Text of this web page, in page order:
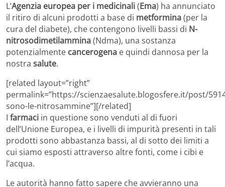
L’Agenzia europea per i medicinali(Ema) ha annunciato
il ritiro di alcuni prodotti a base di metformina(per la
cura del diabete), che contengono livelli bassi di N-
nitrosodimetilammina(Ndma), una sostanza
potenzialmente cancerogena e quindi dannosa per la
nostra salute.
[related layout=”right”
permalink=”https://scienzaesalute.blogosfere.it/post/
sono-le-nitrosammine”][/related]
I farmaci in questione sono venduti al di fuori
dell’Unione Europea, e i livelli di impurità presenti in tali
prodotti sono abbastanza bassi, al di sotto dei limiti a
cui siamo esposti attraverso altre fonti, come i cibi e
l’acqua.
Le autorità hanno fatto sapere che avvieranno una